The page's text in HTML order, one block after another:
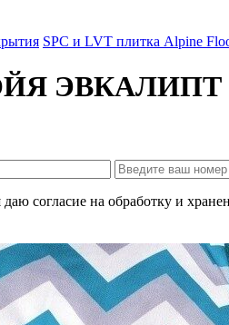
SPC и LVT плитка Alpine
ЭВКАЛИПТ
согласие на обработку и